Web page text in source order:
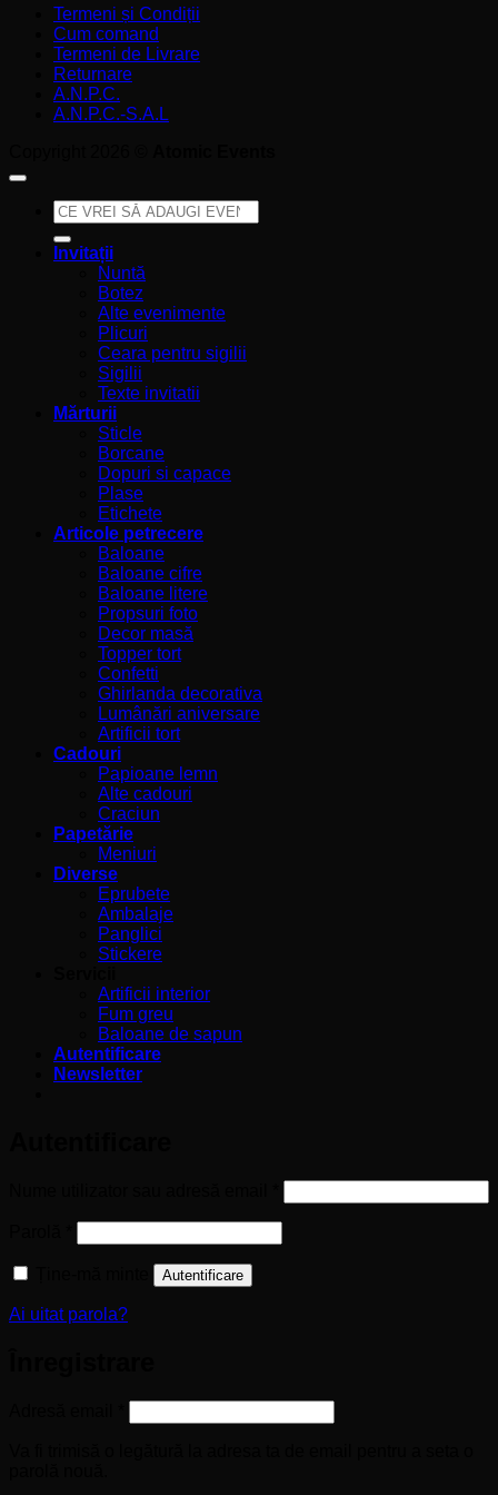
Termeni și Condiții
Cum comand
Termeni de Livrare
Returnare
A.N.P.C.
A.N.P.C.-S.A.L
Caută
după:
Invitații
Nuntă
Botez
Alte evenimente
Plicuri
Ceara pentru sigilii
Sigilii
Texte invitatii
Mărturii
Sticle
Borcane
Dopuri si capace
Plase
Etichete
Articole petrecere
Baloane
Baloane cifre
Baloane litere
Propsuri foto
Decor masă
Topper tort
Confetti
Ghirlanda decorativa
Lumânări aniversare
Artificii tort
Cadouri
Papioane lemn
Alte cadouri
Craciun
Papetărie
Meniuri
Diverse
Eprubete
Ambalaje
Panglici
Stickere
Artificii interior
Fum greu
Baloane de sapun
Autentificare
Newsletter
Autentificare
Ai uitat parola?